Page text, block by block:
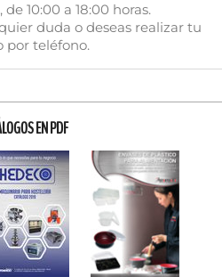
10:00 a 18:00 horas.
duda o deseas realizar tu
por teléfono.
EN PDF